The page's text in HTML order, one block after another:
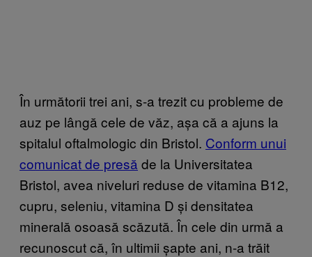
În următorii trei ani, s-a trezit cu probleme de
auz pe lângă cele de văz, așa că a ajuns la
spitalul oftalmologic din Bristol. Conform unui
comunicat de presă de la Universitatea
Bristol, avea niveluri reduse de vitamina B12,
cupru, seleniu, vitamina D și densitatea
minerală osoasă scăzută. În cele din urmă a
recunoscut că, în ultimii șapte ani, n-a trăit